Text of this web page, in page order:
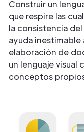
Construir un
que respire las
la consistencia
ayuda inestimable
elaboración de
un lenguaje visual
conceptos